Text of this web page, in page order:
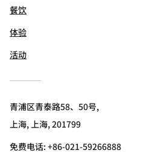
餐饮
体验
活动
青浦区青泰路58、50号,
上海, 上海, 201799
免费电话:+86-021-59266888